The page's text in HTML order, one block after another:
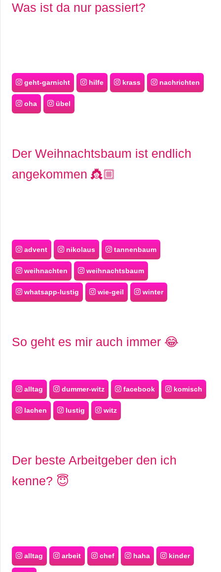
Was ist da nur passiert?
geht-garnicht hilfe krass nachrichten
oha übel
Der Weihnachtsbaum ist endlich
angekommen 👸🏼
advent nikolaus tannenbaum
weihnachten weihnachtsbaum
whatsapp-lustig wie-geil winter
So geht es mir auch immer 😂
alltag dummer-witz facebook komisch
lachen lustig witz
Der beste Arbeitgeber den ich
kenne? 😇
alltag arbeit chef haha kinder